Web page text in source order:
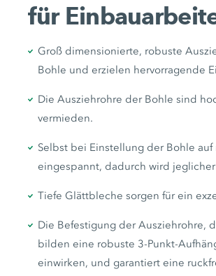
für
Groß dimensionierte, robuste
Bohle und erzielen hervorragende
Die Ausziehrohre der Bohle sind
vermieden.
Selbst bei Einstellung der Bohle
eingespannt, dadurch wird
Tiefe Glättbleche sorgen für ein
Die Befestigung der Ausziehrohre,
bilden eine robuste 3-Punkt-
einwirken, und garantiert eine